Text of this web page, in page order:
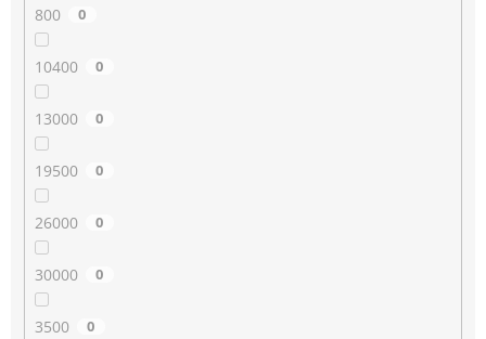
800 0
10400 0
13000 0
19500 0
26000 0
30000 0
3500 0